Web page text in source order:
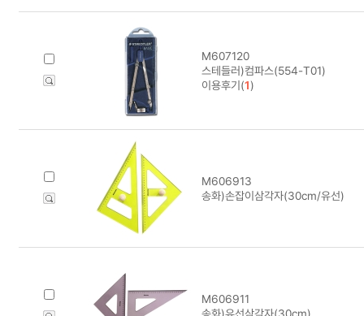
M607120
스테들러)컴파스(554-T01)
이용후기(1)
M606913
송화)손잡이삼각자(30cm/유선)
M606911
송화)유선삼각자(30cm)